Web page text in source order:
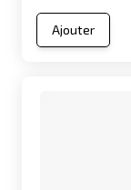
Ajouter